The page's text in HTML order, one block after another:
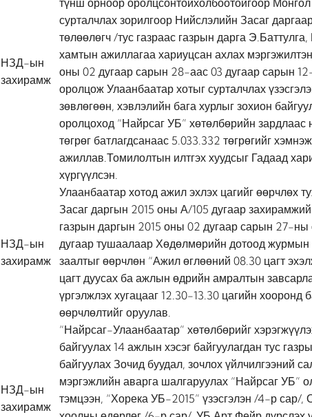
НЗД-ын
захирамж
түнш орноор оролцсонтойхолбоотойгоор
сурталчлах зорилгоор Нийслэлийн Засаг
төлөөлөгч /тус газраас газрын дарга Э.Баттулга,
хамтын ажиллагаа хариуцсан ахлах
оны 02 дугаар сарын 28-аас 03 дугаар сарын
оролцож Улаанбаатар хотыг сурталчлах
зөвлөгөөн, хэвлэлийн бага хурлыг зохион
оролцоход “Найрсаг УБ” хөтөлбөрийн зардлаас
төгрөг батлагдсанаас 5.033.332 төгрөгийг хэмнэж
ажиллав.Томилолтын илтгэх хуудсыг Гадаад
хүргүүлсэн.
НЗД-ын
захирамж
Улаанбаатар хотод ажил эхлэх цагийг өөрчлөх
Засаг даргын 2015 оны А/105 дугаар
газрын даргын 2015 оны 02 дугаар сарын 27-
дугаар тушаалаар Хөдөлмөрийн дотоод журмын
заалтыг өөрчлөн “Ажил өглөөний 08.30 цагт
цагт дуусах ба ажлын өдрийн амралтын
үргэлжлэх хугацааг 12.30-13.30 цагийн хооронд
өөрчлөлтийг оруулав.
НЗД-ын
захирамж
“Найрсаг-Улаанбаатар” хөтөлбөрийг
байгуулах 14 ажлын хэсэг байгуулагдан тус
байгуулах Зочид буудал, зочлох үйлчилгээний
мэргэжлийн аварга шалгаруулах “Найрсаг УБ”
тэмцээн, “Хорека УБ-2015” үзэсгэлэн /4-р сар/,